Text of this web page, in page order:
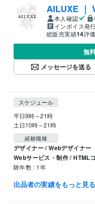
AILUXE ｜
本人確認
インボイス発
総販売実績14評価
無
メッセージを送る
スケジュール
平日9時～21時
土日10時～21時
経験職種
デザイナー / Webデザイナー
Webサービス・制作 / HTML
験年数 : 1年
プログラミング言語・フレー
出品者の実績をもっと見る